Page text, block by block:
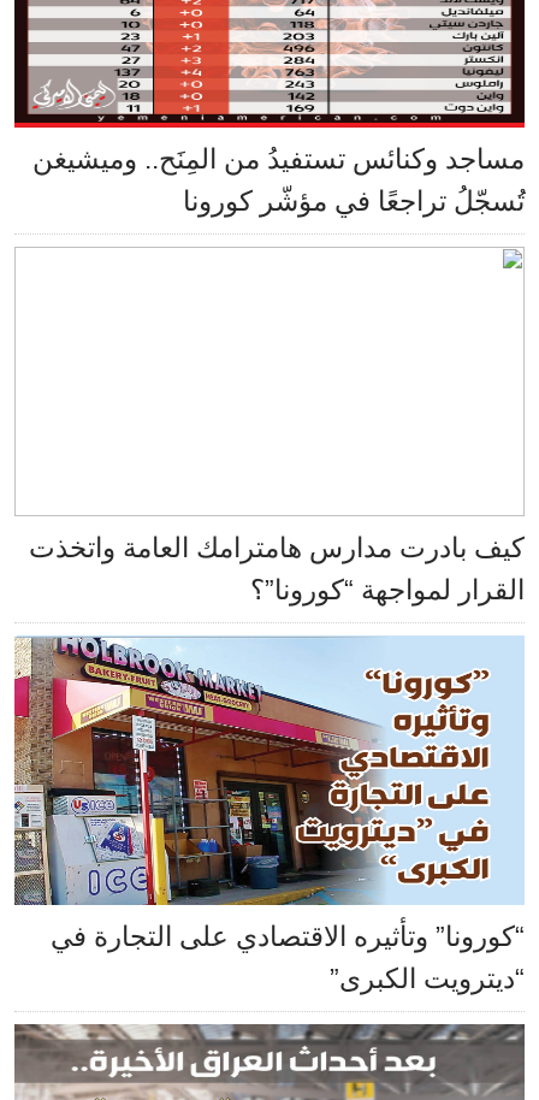
مساجد وكنائس تستفيدُ من المِنَح.. وميشيغن
تُسجّلُ تراجعًا في مؤشّر كورونا
كيف بادرت مدارس هامترامك العامة واتخذت
القرار لمواجهة “كورونا”؟
“كورونا” وتأثيره الاقتصادي على التجارة في
“ديترويت الكبرى”